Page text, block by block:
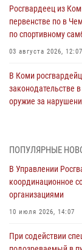
Росгвардеец из
первенстве по в
по спортивному
03 августа 2026, 12:07
В Коми
законодательстве
оружие за
для добровольной
31 июля 2026, 10:55
Временно
Росгвардии по
ПОПУЛЯРНЫЕ
В Управлении
координационное
организациями
10 июля 2026, 14:07
При содействии